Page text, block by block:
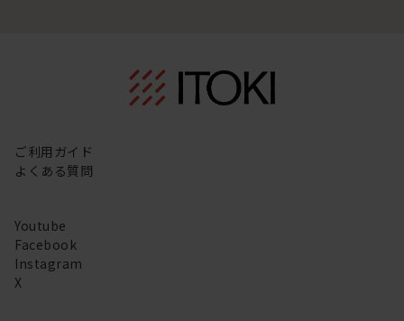
ご利用ガイド
よくある質問
Youtube
Facebook
Instagram
X